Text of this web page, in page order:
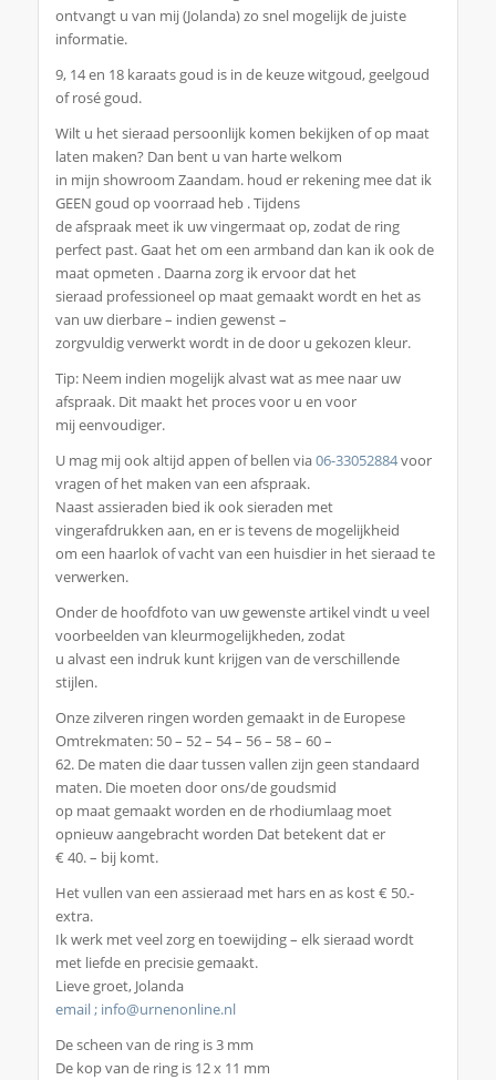
ontvangt u van mij (Jolanda) zo snel mogelijk de juiste
informatie.
9, 14 en 18 karaats goud is in de keuze witgoud, geelgoud
of rosé goud.
Wilt u het sieraad persoonlijk komen bekijken of op maat
laten maken? Dan bent u van harte welkom
in mijn showroom Zaandam. houd er rekening mee dat ik
GEEN goud op voorraad heb . Tijdens
de afspraak meet ik uw vingermaat op, zodat de ring
perfect past. Gaat het om een armband dan kan ik ook de
maat opmeten . Daarna zorg ik ervoor dat het
sieraad professioneel op maat gemaakt wordt en het as
van uw dierbare – indien gewenst –
zorgvuldig verwerkt wordt in de door u gekozen kleur.
Tip: Neem indien mogelijk alvast wat as mee naar uw
afspraak. Dit maakt het proces voor u en voor
mij eenvoudiger.
U mag mij ook altijd appen of bellen via06-33052884voor
vragen of het maken van een afspraak.
Naast assieraden bied ik ook sieraden met
vingerafdrukken aan, en er is tevens de mogelijkheid
om een haarlok of vacht van een huisdier in het sieraad te
verwerken.
Onder de hoofdfoto van uw gewenste artikel vindt u veel
voorbeelden van kleurmogelijkheden, zodat
u alvast een indruk kunt krijgen van de verschillende
stijlen.
Onze zilveren ringen worden gemaakt in de Europese
Omtrekmaten: 50 – 52 – 54 – 56 – 58 – 60 –
62. De maten die daar tussen vallen zijn geen standaard
maten. Die moeten door ons/de goudsmid
op maat gemaakt worden en de rhodiumlaag moet
opnieuw aangebracht worden Dat betekent dat er
€ 40. – bij komt.
Het vullen van een assieraad met hars en as kost € 50.-
extra.
Ik werk met veel zorg en toewijding – elk sieraad wordt
met liefde en precisie gemaakt.
Lieve groet, Jolanda
email ; info@urnenonline.nl
De scheen van de ring is 3 mm
De kop van de ring is 12 x 11 mm